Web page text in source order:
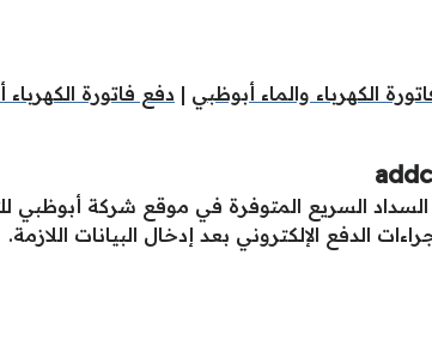
الكهرباء والماء أبوظبي | دفع فاتورة
السريع المتوفرة في موقع شركة أبوظبي
الدفع الإلكتروني بعد إدخال البيانات اللازمة.